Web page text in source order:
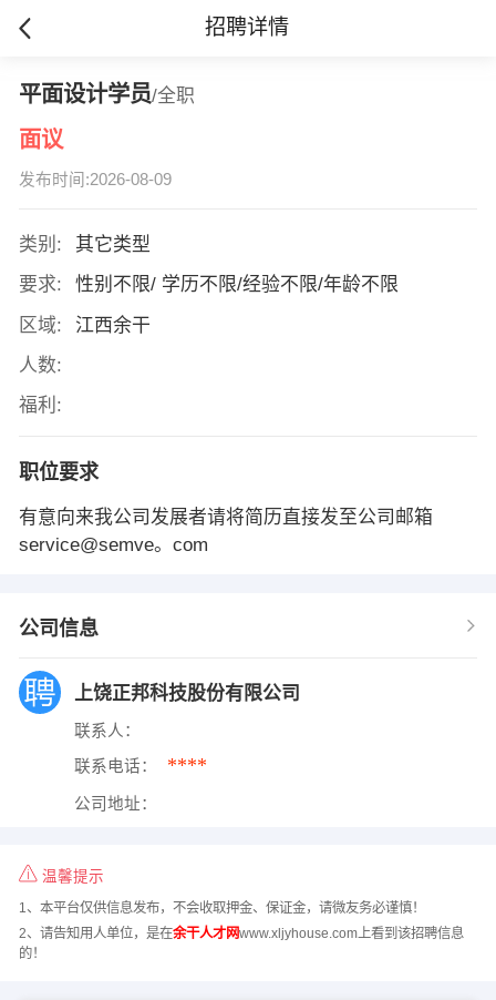
招聘详情
平面设计学员/全职
面议
发布时间:2026-08-09
类别:
其它类型
要求:
性别不限/ 学历不限/经验不限/年龄不限
区域:
江西余干
人数:
福利:
职位要求
有意向来我公司发展者请将简历直接发至公司邮箱
service@semve。com
公司信息
上饶正邦科技股份有限公司
联系人：
联系电话： ****
公司地址：
温馨提示
1、本平台仅供信息发布，不会收取押金、保证金，请微友务必谨慎！
2、请告知用人单位，是在余干人才网www.xljyhouse.com上看到该招聘信息
的！